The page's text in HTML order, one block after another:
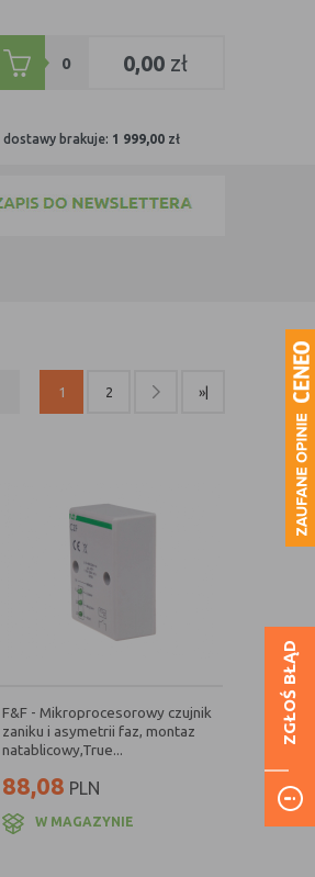
0 0,00 zł
dostawy brakuje: 1 999,00 zł
1 2 »|
F&F - Mikroprocesorowy czujnik
zaniku i asymetrii faz, montaz
natablicowy,True...
88,08 PLN
W MAGAZYNIE
ZGŁOŚ BŁĄD